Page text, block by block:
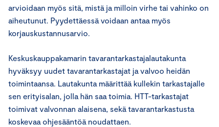
arvioidaan myös sitä, mistä ja milloin virhe tai vahinko on
aiheutunut. Pyydettäessä voidaan antaa myös
korjauskustannusarvio.
Keskuskauppakamarin tavarantarkastajalautakunta
hyväksyy uudet tavarantarkastajat ja valvoo heidän
toimintaansa. Lautakunta määrittää kullekin tarkastajalle
sen erityisalan, jolla hän saa toimia. HTT-tarkastajat
toimivat valvonnan alaisena, sekä tavarantarkastusta
koskevaa ohjesääntöä noudattaen.